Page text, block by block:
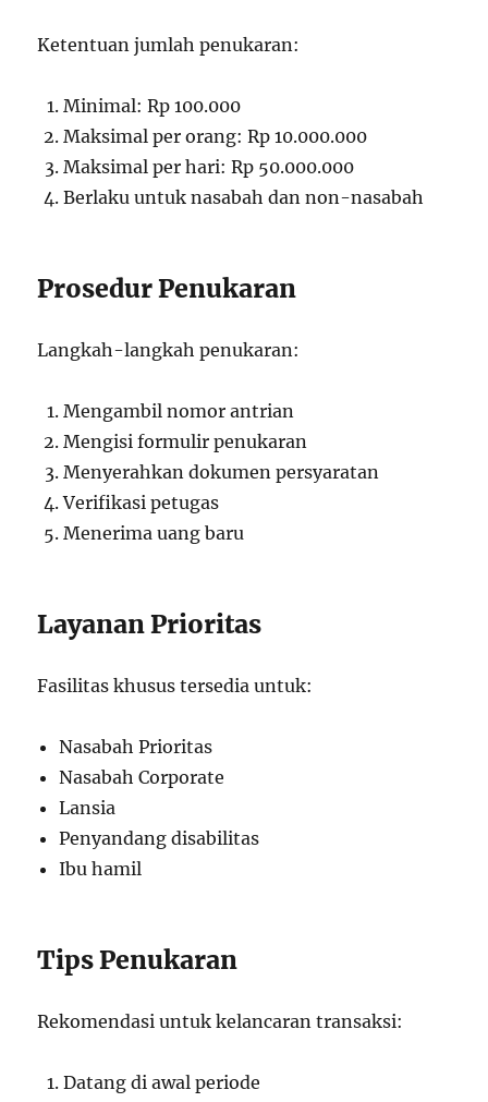
Ketentuan jumlah penukaran:
Minimal: Rp 100.000
Maksimal per orang: Rp 10.000.000
Maksimal per hari: Rp 50.000.000
Berlaku untuk nasabah dan non-nasabah
Prosedur Penukaran
Langkah-langkah penukaran:
Mengambil nomor antrian
Mengisi formulir penukaran
Menyerahkan dokumen persyaratan
Verifikasi petugas
Menerima uang baru
Layanan Prioritas
Fasilitas khusus tersedia untuk:
Nasabah Prioritas
Nasabah Corporate
Lansia
Penyandang disabilitas
Ibu hamil
Tips Penukaran
Rekomendasi untuk kelancaran transaksi:
Datang di awal periode